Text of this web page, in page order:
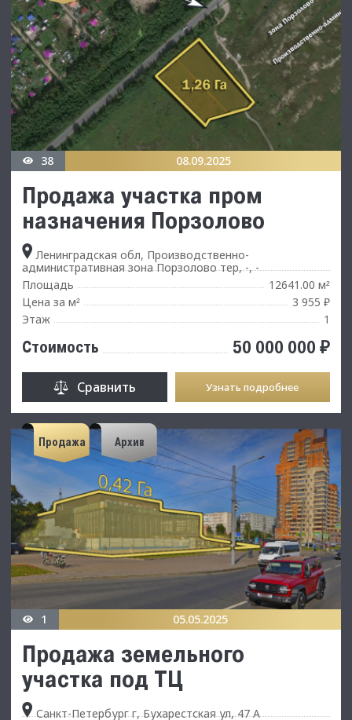
38 08.09.2025
Продажа участка пром
назначения Порзолово
Ленинградская обл, Производственно-
административная зона Порзолово тер, -, -
Площадь
12641.00 м²
Цена за м²
3 955 ₽
Этаж
1
Стоимость 50 000 000 ₽
Сравнить Узнать подробнее
Продажа Архив
1 05.05.2025
Продажа земельного
участка под ТЦ
Санкт-Петербург г, Бухарестская ул, 47 А